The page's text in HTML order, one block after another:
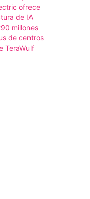
ofrece
de IA
millones
de centros
TeraWulf